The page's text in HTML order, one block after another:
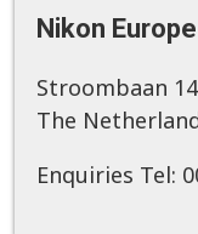
Nikon Europe
Stroombaan
The
Enquiries Tel: